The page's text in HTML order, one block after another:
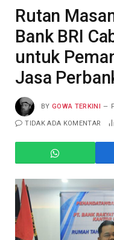
Rutan
Bank BRI
untuk
Jasa
BY GOWA TERKINI
TIDAK ADA KOMENTAR